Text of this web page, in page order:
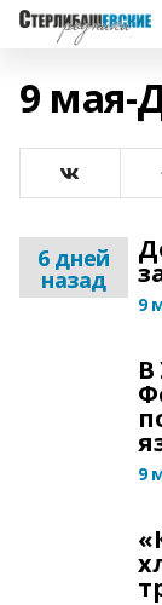
9 мая-
6 дней
назад
9
В
9